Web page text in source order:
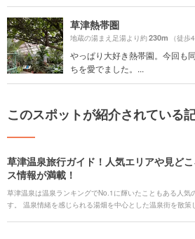
草津熱帯圏
地蔵の湯まえ足湯より約230m （徒歩
やっぱり大好き熱帯園。今回も
ちを愛でました。...
このスポットが紹介されている
草津温泉旅行ガイド！人気エリアや見ど
ス情報が満載！
草津温泉は温泉ランキングでNo.1に輝いたこともある人気
す。 温泉情緒を感じられる湯畑を中心とした温泉街を散策